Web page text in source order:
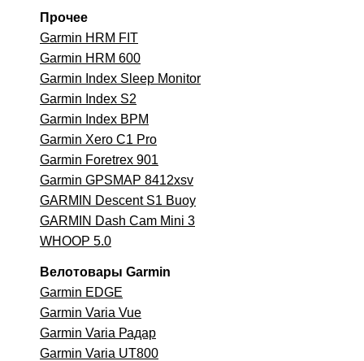
Прочее
Garmin HRM FIT
Garmin HRM 600
Garmin Index Sleep Monitor
Garmin Index S2
Garmin Index BPM
Garmin Xero C1 Pro
Garmin Foretrex 901
Garmin GPSMAP 8412xsv
GARMIN Descent S1 Buoy
GARMIN Dash Cam Mini 3
WHOOP 5.0
Велотовары Garmin
Garmin EDGE
Garmin Varia Vue
Garmin Varia Радар
Garmin Varia UT800